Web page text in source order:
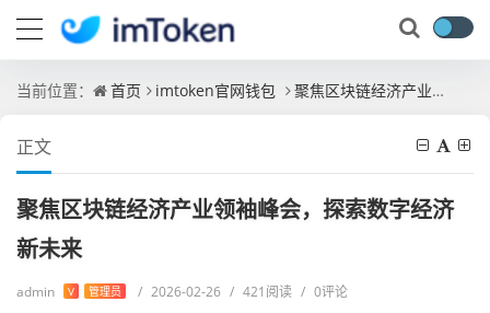
当前位置： 首页 imtoken官网钱包 聚焦区块链经济产业领袖峰会，探索数字经济新未来
正文
聚焦区块链经济产业领袖峰会，探索数字经济
新未来
admin V 管理员 / 2026-02-26 / 421阅读 / 0评论